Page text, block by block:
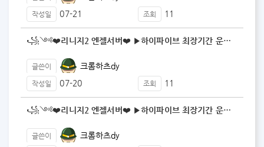
작성일 07-21 조회 11
꧁༺❤️리니지2 엔젤서버❤️ ▶️하이파이브 최장기간 운…
글쓴이 크롬하츠dy
작성일 07-20 조회 11
꧁༺❤️리니지2 엔젤서버❤️ ▶️하이파이브 최장기간 운…
글쓴이 크롬하츠dy